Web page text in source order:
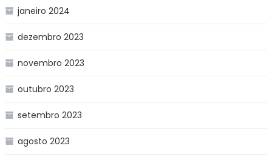
janeiro 2024
dezembro 2023
novembro 2023
outubro 2023
setembro 2023
agosto 2023